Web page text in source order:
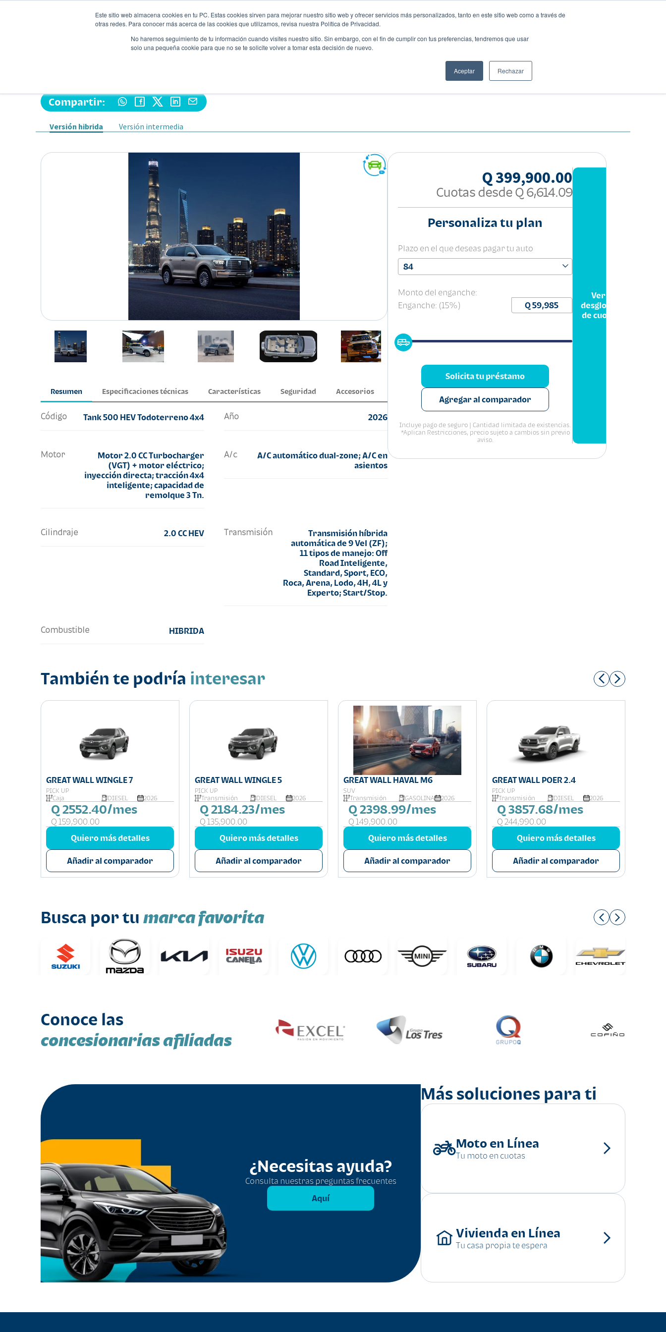
Este sitio web almacena cookies en tu PC. Estas cookies sirven para mejorar nuestro sitio web y ofrecer servicios más personalizados, tanto en este sitio web como a través de
otras redes. Para conocer más acerca de las cookies que utilizamos, revisa nuestra Política de Privacidad.
No haremos seguimiento de tu información cuando visites nuestro sitio. Sin embargo, con el fin de cumplir con tus preferencias, tendremos que usar
solo una pequeña cookie para que no se te solicite volver a tomar esta decisión de nuevo.
Aceptar Rechazar
GREAT WALL TANK 500 TANK 500 HEV TODOTERRENO 4X4
Compartir:
Versión hibrida Versión intermedia
Resumen Especificaciones técnicas Características Seguridad Accesorios
Código Tank 500 HEV Todoterreno 4x4 Año 2026
Motor
Motor 2.0 CC Turbocharger
(VGT) + motor eléctrico;
inyección directa; tracción 4x4
inteligente; capacidad de
remolque 3 Tn.
A/c
A/C automático dual-zone; A/C en
asientos
Cilindraje 2.0 CC HEV Transmisión
Transmisión híbrida
automática de 9 Vel (ZF);
11 tipos de manejo: Off
Road Inteligente,
Standard, Sport, ECO,
Roca, Arena, Lodo, 4H, 4L y
Experto; Start/Stop.
Combustible HIBRIDA
Q 399,900.00
Cuotas desde Q 6,614.09
Personaliza tu plan
Plazo en el que deseas pagar tu auto
84
Monto del enganche:
Enganche: (15%)
Solicita tu préstamo
Agregar al comparador
Incluye pago de seguro | Cantidad limitada de existencias.
*Aplican Restricciones, precio sujeto a cambios sin previo
aviso.
Ver
desglose
de cuota
También te podría interesar
GREAT WALL WINGLE 7
PICK UP
Caja
DIESEL 2026
Q 2552.40/mes
Q 159,900.00
Quiero más detalles
Añadir al comparador
GREAT WALL WINGLE 5
PICK UP
Transmisión
DIESEL 2026
Q 2184.23/mes
Q 135,900.00
Quiero más detalles
Añadir al comparador
GREAT WALL HAVAL M6
SUV
Transmisión
GASOLINA 2026
Q 2398.99/mes
Q 149,900.00
Quiero más detalles
Añadir al comparador
GREAT WALL POER 2.4
PICK UP
Transmisión
DIESEL 2026
Q 3857.68/mes
Q 244,990.00
Quiero más detalles
Añadir al comparador
Busca por tu marca favorita
Conoce las
concesionarias afiliadas
¿Necesitas ayuda?
Consulta nuestras preguntas frecuentes
Aquí
Más soluciones para ti
Moto en Línea
Tu moto en cuotas
Vivienda en Línea
Tu casa propia te espera